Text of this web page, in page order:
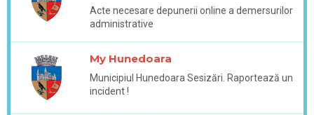
Acte necesare depunerii online a demersurilor
administrative
My Hunedoara
Municipiul Hunedoara Sesizări. Raportează un
incident !